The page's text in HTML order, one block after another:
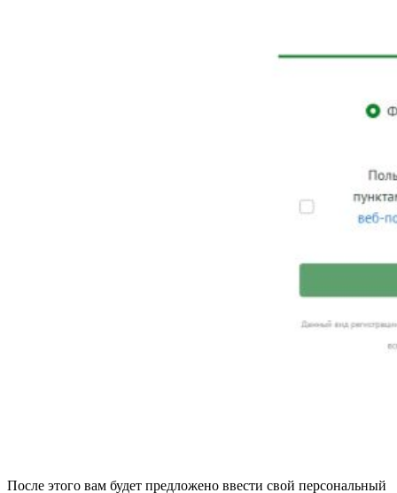
После этого вам будет предложено ввести свой персональный